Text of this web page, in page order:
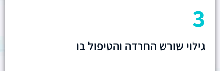
3
גילוי שורש החרדה והטיפול בו